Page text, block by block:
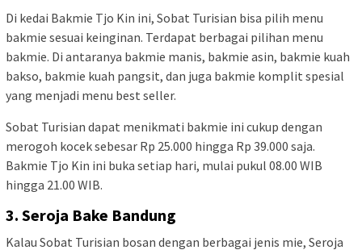
sebagai menu utama. Selain itu, ada juga bakmie, bihun bebek,
hingga bakso goreng. Dengan kisaran harga Rp 35.000 sampai
Rp 55.000.